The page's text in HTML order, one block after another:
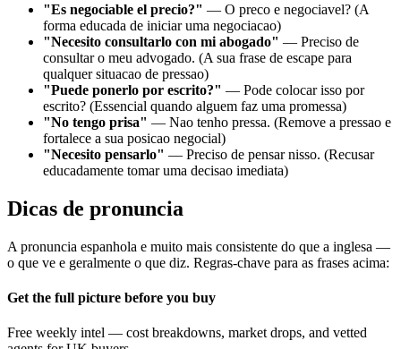
"Es negociable el precio?" — O preco e negociavel? (A
forma educada de iniciar uma negociacao)
"Necesito consultarlo con mi abogado" — Preciso de
consultar o meu advogado. (A sua frase de escape para
qualquer situacao de pressao)
"Puede ponerlo por escrito?" — Pode colocar isso por
escrito? (Essencial quando alguem faz uma promessa)
"No tengo prisa" — Nao tenho pressa. (Remove a pressao e
fortalece a sua posicao negocial)
"Necesito pensarlo" — Preciso de pensar nisso. (Recusar
educadamente tomar uma decisao imediata)
Dicas de pronuncia
A pronuncia espanhola e muito mais consistente do que a inglesa —
o que ve e geralmente o que diz. Regras-chave para as frases acima:
Get the full picture before you buy
Free weekly intel — cost breakdowns, market drops, and vetted